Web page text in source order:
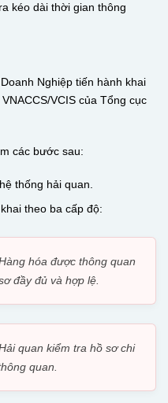
kéo dài thời gian thông
Nghiệp tiến hành khai
VCIS của Tổng cục
các bước sau:
thống hải quan.
theo ba cấp độ:
hóa được thông quan
đầy đủ và hợp lệ.
quan kiểm tra hồ sơ chi
quan.